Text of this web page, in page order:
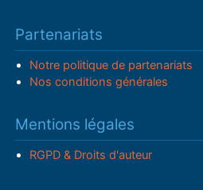
Partenariats
Notre politique de partenariats
Nos conditions générales
Mentions légales
RGPD & Droits d'auteur